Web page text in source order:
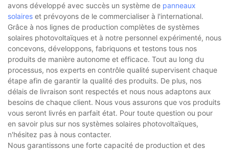
avons développé avec succès un système de panneaux
solaires et prévoyons de le commercialiser à l'international.
Grâce à nos lignes de production complètes de systèmes
solaires photovoltaïques et à notre personnel expérimenté, nous
concevons, développons, fabriquons et testons tous nos
produits de manière autonome et efficace. Tout au long du
processus, nos experts en contrôle qualité supervisent chaque
étape afin de garantir la qualité des produits. De plus, nos
délais de livraison sont respectés et nous nous adaptons aux
besoins de chaque client. Nous vous assurons que vos produits
vous seront livrés en parfait état. Pour toute question ou pour
en savoir plus sur nos systèmes solaires photovoltaïques,
n'hésitez pas à nous contacter.
Nous garantissons une forte capacité de production et des